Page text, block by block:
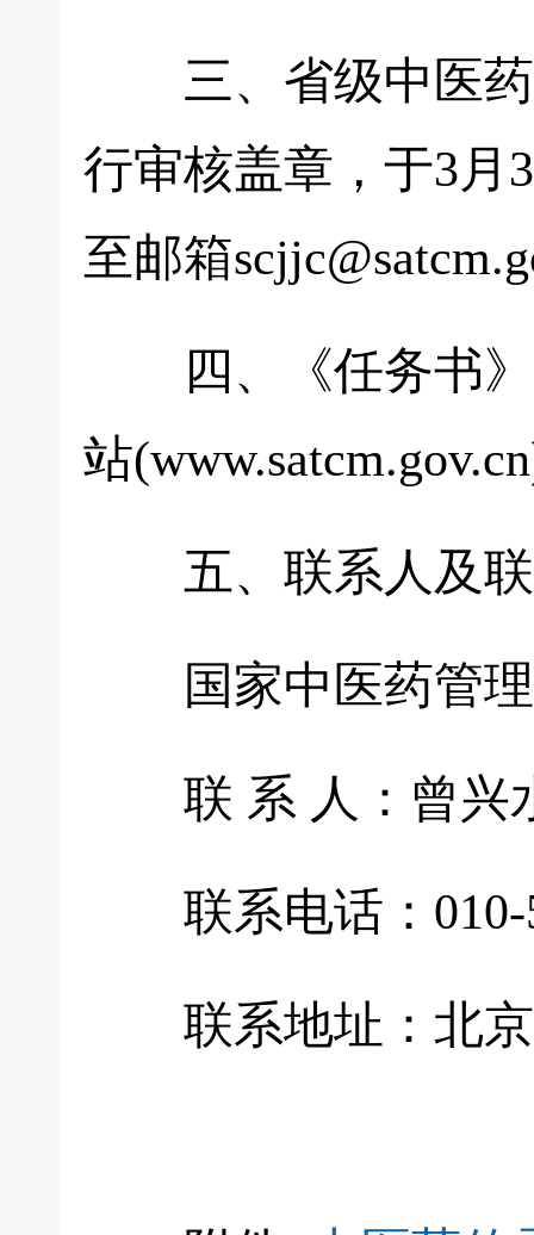
三、省级中医药
行审核盖章，于3月
至邮箱
四、《任务书》
站
五、联系人及联
国家中医药管理
联 系 人：曾兴
联系电话：010-
联系地址：北京